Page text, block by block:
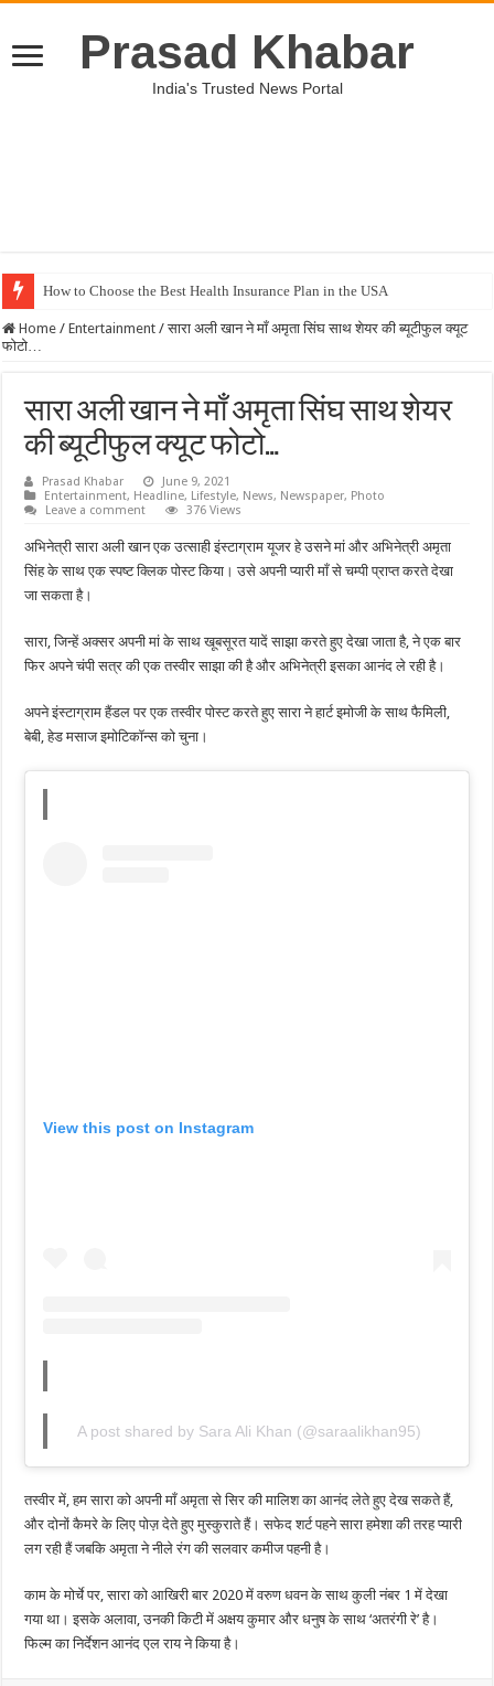
Prasad Khabar
India's Trusted News Portal
How to Choose the Best Health Insurance Plan in the USA
Home / Entertainment / सारा अली खान ने माँ अमृता सिंघ साथ शेयर की ब्यूटीफुल क्यूट
फोटो…
सारा अली खान ने माँ अमृता सिंघ साथ शेयर
की ब्यूटीफुल क्यूट फोटो…
Prasad Khabar
June 9, 2021
Entertainment, Headline, Lifestyle, News, Newspaper, Photo
Leave a comment
376 Views
अभिनेत्री सारा अली खान एक उत्साही इंस्टाग्राम यूजर हे उसने मां और अभिनेत्री अमृता
सिंह के साथ एक स्पष्ट क्लिक पोस्ट किया। उसे अपनी प्यारी माँ से चम्पी प्राप्त करते देखा
जा सकता है।
सारा, जिन्हें अक्सर अपनी मां के साथ खूबसूरत यादें साझा करते हुए देखा जाता है, ने एक बार
फिर अपने चंपी सत्र की एक तस्वीर साझा की है और अभिनेत्री इसका आनंद ले रही है।
अपने इंस्टाग्राम हैंडल पर एक तस्वीर पोस्ट करते हुए सारा ने हार्ट इमोजी के साथ फैमिली,
बेबी, हेड मसाज इमोटिकॉन्स को चुना।
View this post on Instagram
A post shared by Sara Ali Khan (@saraalikhan95)
तस्वीर में, हम सारा को अपनी माँ अमृता से सिर की मालिश का आनंद लेते हुए देख सकते हैं,
और दोनों कैमरे के लिए पोज़ देते हुए मुस्कुराते हैं। सफेद शर्ट पहने सारा हमेशा की तरह प्यारी
लग रही हैं जबकि अमृता ने नीले रंग की सलवार कमीज पहनी है।
काम के मोर्चे पर, सारा को आखिरी बार 2020 में वरुण धवन के साथ कुली नंबर 1 में देखा
गया था। इसके अलावा, उनकी किटी में अक्षय कुमार और धनुष के साथ ‘अतरंगी रे’ है।
फिल्म का निर्देशन आनंद एल राय ने किया है।